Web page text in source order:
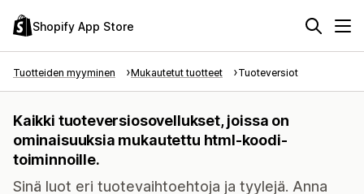
Shopify App Store
Tuotteiden myyminen Mukautetut tuotteet Tuoteversiot
Kaikki tuoteversiosovellukset, joissa on
ominaisuuksia mukautettu html-koodi-
toiminnoille.
Sinä luot eri tuotevaihtoehtoja ja tyylejä. Anna